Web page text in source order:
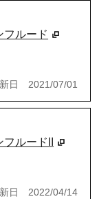
フルード
日 2021/07/01
ルードII
日 2022/04/14